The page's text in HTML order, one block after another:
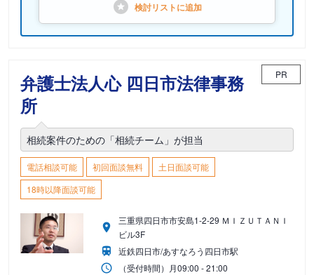
検討リストに追加
弁護士法人心 四日市法律事務
所
PR
相続案件のための「相続チーム」が担当
電話相談可能 初回面談無料
土日面談可能
18時以降面談可能
三重県四日市市安島1-2-29 ＭＩＺＵＴＡＮＩ
ビル3F
近鉄四日市/あすなろう四日市駅
（受付時間） 月09:00 - 21:00